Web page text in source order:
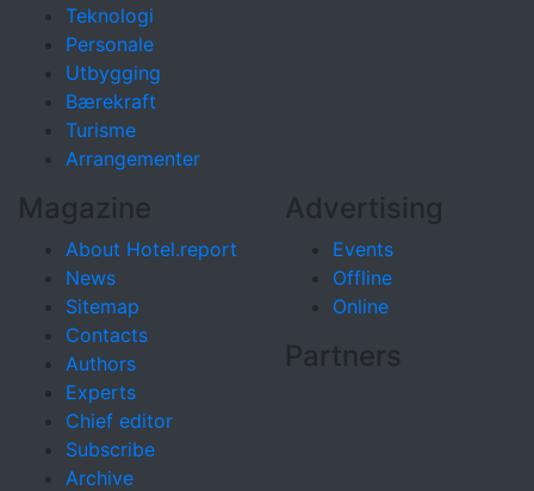
Teknologi
Personale
Utbygging
Bærekraft
Turisme
Arrangementer
Magazine
About Hotel.report
News
Sitemap
Contacts
Authors
Experts
Chief editor
Subscribe
Archive
Advertising
Events
Offline
Online
Partners